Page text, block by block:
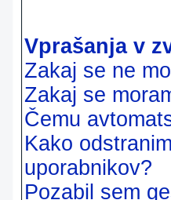
Vprašanja v
Zakaj se ne
Zakaj se
Čemu
Kako
uporabnikov?
Pozabil sem